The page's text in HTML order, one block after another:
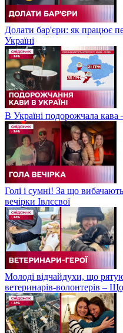
Долати бар'єри: як працює
Україні
В Україні подорожчала кава
Голі і сумні! За що
вечірки Івлєєвої
Молоді відчайдухи, що
ветеринарів-волонтерів –